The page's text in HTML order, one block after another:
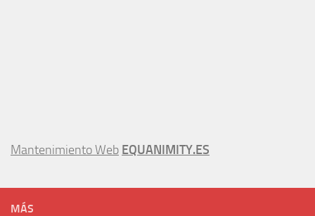
Mantenimiento Web EQUANIMITY.ES
MÁS